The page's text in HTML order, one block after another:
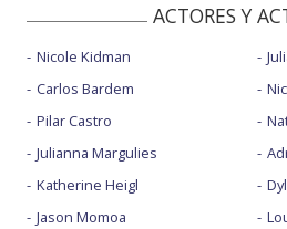
ACTORES Y
Nicole Kidman
Carlos Bardem
Pilar Castro
Julianna Margulies
Katherine Heigl
Jason Momoa